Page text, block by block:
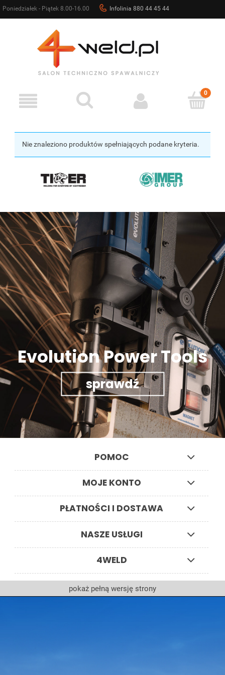
Poniedziałek - Piątek 8.00-16.00 Infolinia 880 44 45 44
Nie znaleziono produktów spełniających podane kryteria.
Evolution Power Tools
sprawdź
POMOC
MOJE KONTO
PŁATNOŚCI I DOSTAWA
NASZE USŁUGI
4WELD
pokaż pełną wersję strony